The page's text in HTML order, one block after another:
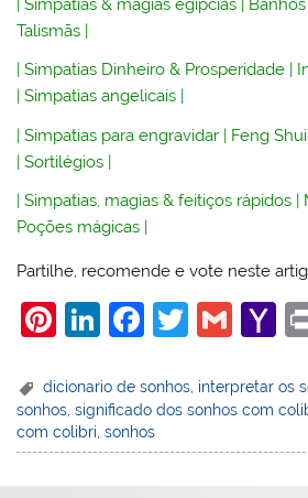
|Simpatias & magias egípcias |
Talismãs |
|Simpatias Dinheiro & Prosperidade
|Simpatias angelicais
|Simpatias para engravidar | Feng Shui
|Sortilégios |
|Simpatias, magias & feitiços rápidos |
Poções mágicas |
Partilhe, recomende e vote neste
Pi
er
e
st
Li
k
e
dI
F
c
e
b
T
itt
er
G
ai
l
Y
h
o
o
dicionario de sonhos interpretar os
sonhos,significado dos sonhos com
com colibri,sonhos